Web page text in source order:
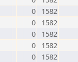
0
1582
0
1582
0
1582
0
1582
0
1582